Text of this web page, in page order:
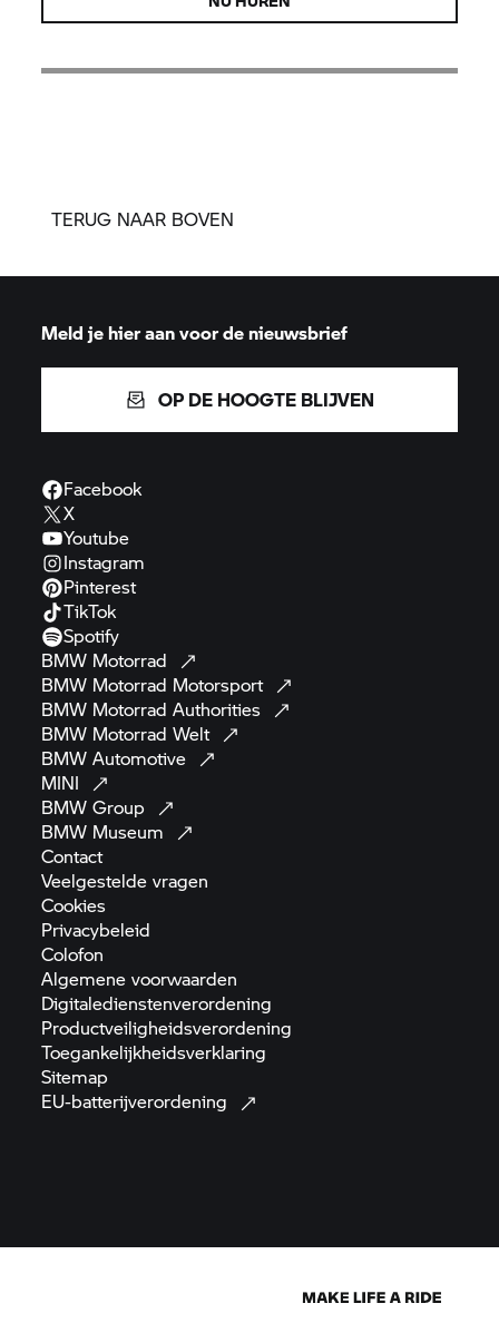
TERUG NAAR BOVEN
Meld je hier aan voor de nieuwsbrief
OP DE HOOGTE BLIJVEN
Facebook
X
Youtube
Instagram
Pinterest
TikTok
Spotify
BMW Motorrad
BMW Motorrad Motorsport
BMW Motorrad Authorities
BMW Motorrad Welt
BMWAutomotive
MINI
BMWGroup
BMW Museum
Contact
Veelgesteldevragen
Cookies
Privacybeleid
Colofon
Algemenevoorwaarden
Digitaledienstenverordening
Productveiligheidsverordening
Toegankelijkheidsverklaring
Sitemap
EU-batterijverordening